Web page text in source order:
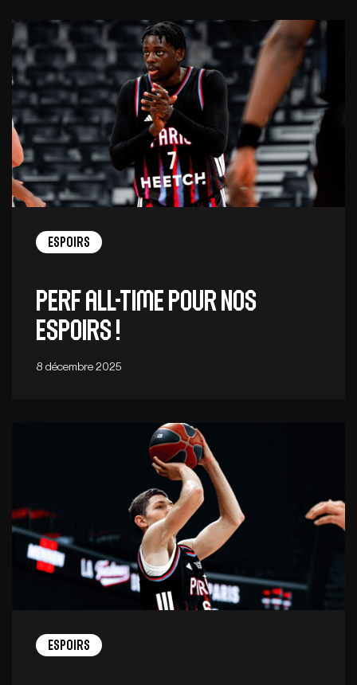
Espoirs
Perf all-time pour nos
Espoirs !
8 décembre 2025
Espoirs